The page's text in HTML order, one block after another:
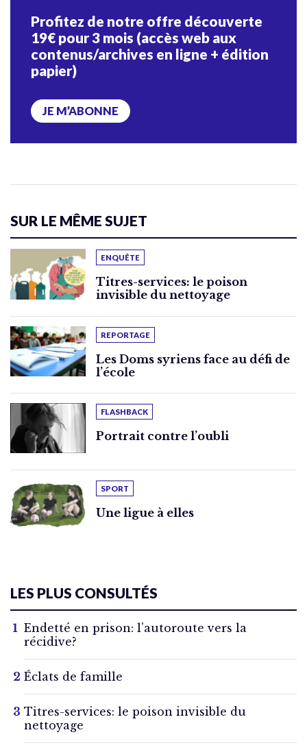
Profitez de notre offre découverte
19€ pour 3 mois (accès web aux
contenus/archives en ligne + édition
papier)
JE M’ABONNE
SUR LE MÊME SUJET
ENQUÊTE
Titres-services: le poison
invisible du nettoyage
REPORTAGE
Les Doms syriens face au défi de
l’école
FLASHBACK
Portrait contre l’oubli
SPORT
Une ligue à elles
LES PLUS CONSULTÉS
Endetté en prison: l’autoroute vers la
récidive?
Éclats de famille
Titres-services: le poison invisible du
nettoyage